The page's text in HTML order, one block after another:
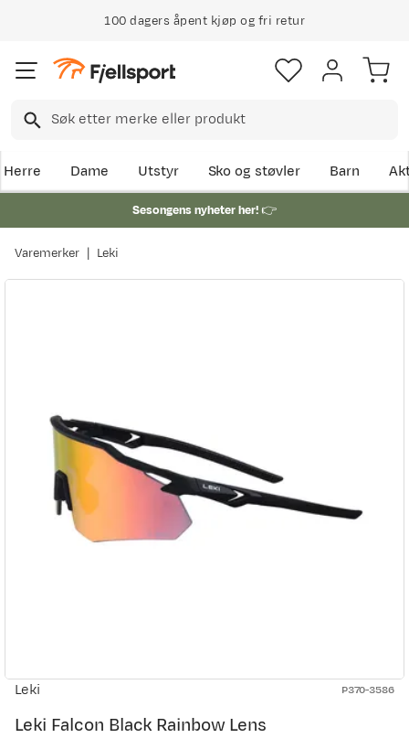
100 dagers åpent kjøp og fri retur
Herre Dame Utstyr Sko og støvler Barn
Sesongens nyheter her!👉
Varemerker Leki
Leki P370-3586
Leki Falcon Black Rainbow Lens